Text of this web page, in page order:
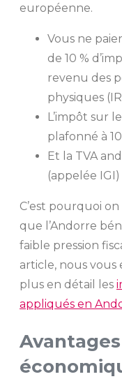
européenne.
Vous ne
de 10 %
revenu des
physiques
L’impôt sur
plafonné à 10
Et la TVA
(appelée IGI)
C’est pourquoi
que l’Andorre
faible pression
article, nous vous
plus en détail les
appliqués en
Avantages